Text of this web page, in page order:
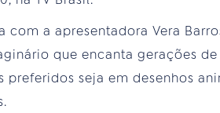
com a apresentadora Vera
que encanta gerações
preferidos seja em desenhos